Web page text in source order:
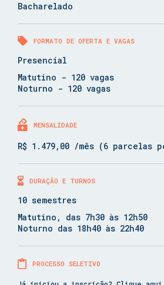
Bacharelado
FORMATO DE OFERTA E VAGAS
Presencial
Matutino - 120 vagas
Noturno - 120 vagas
MENSALIDADE
R$ 1.479,00 /mês (6 parcelas
DURAÇÃO E TURNOS
10 semestres
Matutino, das 7h30 às 12h50
Noturno das 18h40 às 22h40
PROCESSO SELETIVO